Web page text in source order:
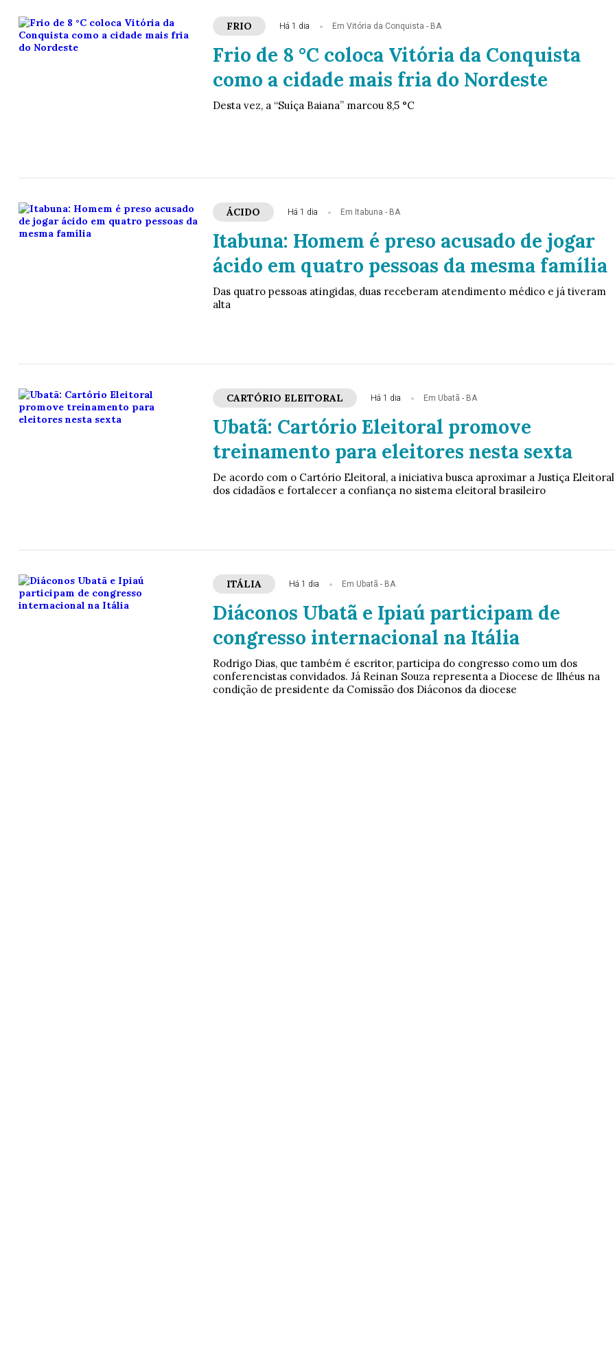
FRIO Há 1 dia Em Vitória da Conquista - BA
Frio de 8 °C coloca Vitória da Conquista
como a cidade mais fria do Nordeste
Desta vez, a “Suíça Baiana” marcou 8,5 °C
ÁCIDO Há 1 dia Em Itabuna - BA
Itabuna: Homem é preso acusado de jogar
ácido em quatro pessoas da mesma família
Das quatro pessoas atingidas, duas receberam atendimento médico e já tiveram
alta
CARTÓRIO ELEITORAL Há 1 dia Em Ubatã - BA
Ubatã: Cartório Eleitoral promove
treinamento para eleitores nesta sexta
De acordo com o Cartório Eleitoral, a iniciativa busca aproximar a Justiça Eleitoral
dos cidadãos e fortalecer a confiança no sistema eleitoral brasileiro
ITÁLIA Há 1 dia Em Ubatã - BA
Diáconos Ubatã e Ipiaú participam de
congresso internacional na Itália
Rodrigo Dias, que também é escritor, participa do congresso como um dos
conferencistas convidados. Já Reinan Souza representa a Diocese de Ilhéus na
condição de presidente da Comissão dos Diáconos da diocese